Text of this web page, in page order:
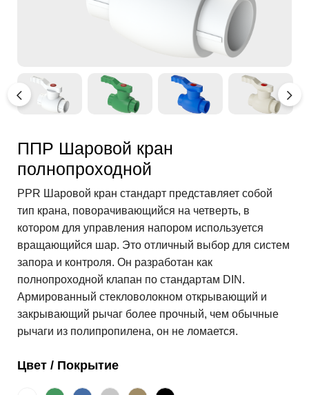
ППР Шаровой кран
полнопроходной
PPR Шаровой кран стандарт представляет собой
тип крана, поворачивающийся на четверть, в
котором для управления напором используется
вращающийся шар. Это отличный выбор для систем
запора и контроля. Он разработан как
полнопроходной клапан по стандартам DIN.
Армированный стекловолокном открывающий и
закрывающий рычаг более прочный, чем обычные
рычаги из полипропилена, он не ломается.
Цвет / Покрытие